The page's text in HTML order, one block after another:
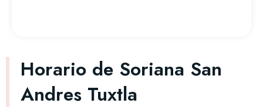
Horario de Soriana San
Andres Tuxtla